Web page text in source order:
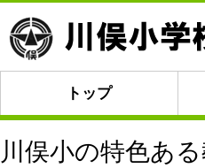
トップ
川俣小の特色あ